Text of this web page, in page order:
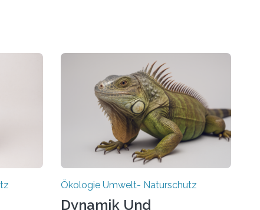
Ökologie Umwelt- Naturschutz
Dynamik Und